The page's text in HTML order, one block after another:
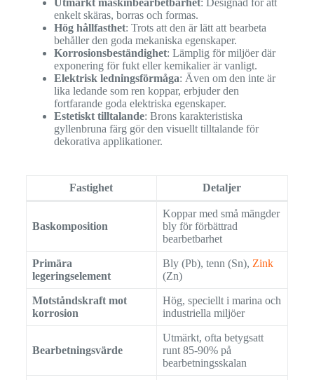
enkelt skäras, borras och formas.
Hög hållfasthet: Trots att den är lätt att bearbeta
behåller den goda mekaniska egenskaper.
Korrosionsbeständighet: Lämplig för miljöer där
exponering för fukt eller kemikalier är vanligt.
Elektrisk ledningsförmåga: Även om den inte är
lika ledande som ren koppar, erbjuder den
fortfarande goda elektriska egenskaper.
Estetiskt tilltalande: Brons karakteristiska
gyllenbruna färg gör den visuellt tilltalande för
dekorativa applikationer.
Fastighet Detaljer
Baskomposition
Koppar med små mängder
bly för förbättrad
bearbetbarhet
Primära
legeringselement
Bly (Pb), tenn (Sn), Zink
(Zn)
Motståndskraft mot
korrosion
Hög, speciellt i marina och
industriella miljöer
Bearbetningsvärde
Utmärkt, ofta betygsatt
runt 85-90% på
bearbetningsskalan